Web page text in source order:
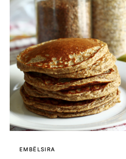
EMBËLSIRA